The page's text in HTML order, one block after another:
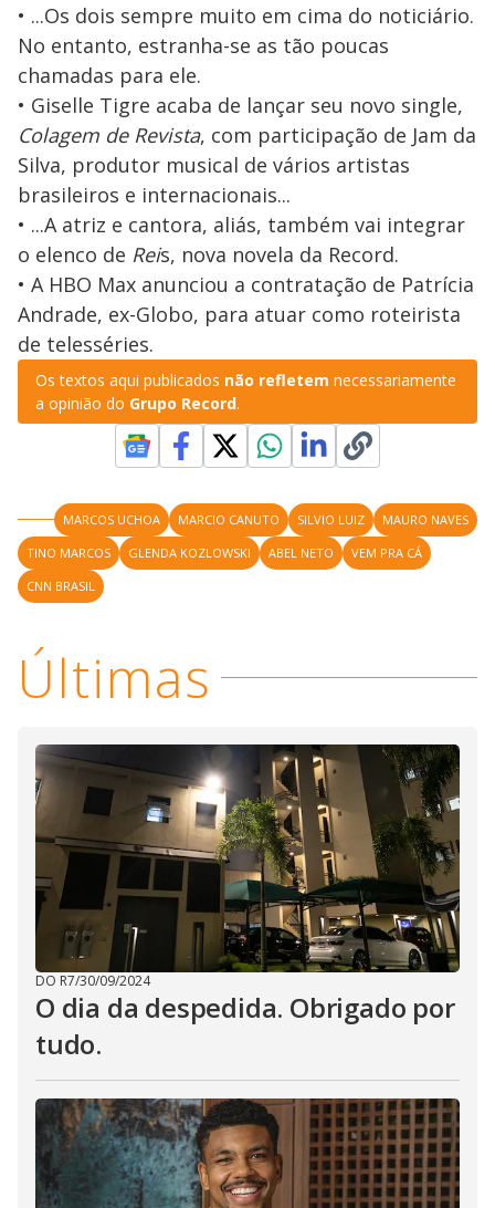
• ...Os dois sempre muito em cima do noticiário.
No entanto, estranha-se as tão poucas
chamadas para ele.
• Giselle Tigre acaba de lançar seu novo single,
Colagem de Revista, com participação de Jam da
Silva, produtor musical de vários artistas
brasileiros e internacionais...
• ...A atriz e cantora, aliás, também vai integrar
o elenco de Reis, nova novela da Record.
• A HBO Max anunciou a contratação de Patrícia
Andrade, ex-Globo, para atuar como roteirista
de telesséries.
Os textos aqui publicados não refletem necessariamente
a opinião do Grupo Record.
MARCOS UCHOA MARCIO CANUTO SILVIO LUIZ
MAURO NAVES
TINO MARCOS
GLENDA KOZLOWSKI ABEL NETO
VEM PRA CÁ
CNN BRASIL
Últimas
DO R7/30/09/2024
O dia da despedida. Obrigado por
tudo.